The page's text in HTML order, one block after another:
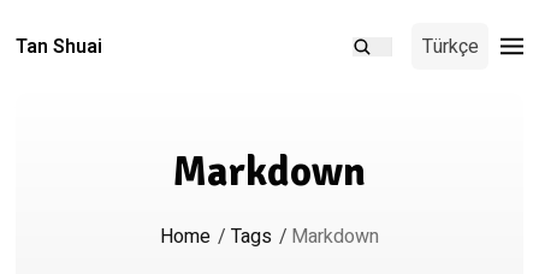
Tan Shuai Türkçe
Markdown
Home / Tags / Markdown